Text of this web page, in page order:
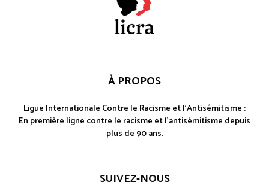
À PROPOS
Ligue Internationale Contre le Racisme et l'Antisémitisme :
En première ligne contre le racisme et l'antisémitisme depuis
plus de 90 ans.
SUIVEZ-NOUS